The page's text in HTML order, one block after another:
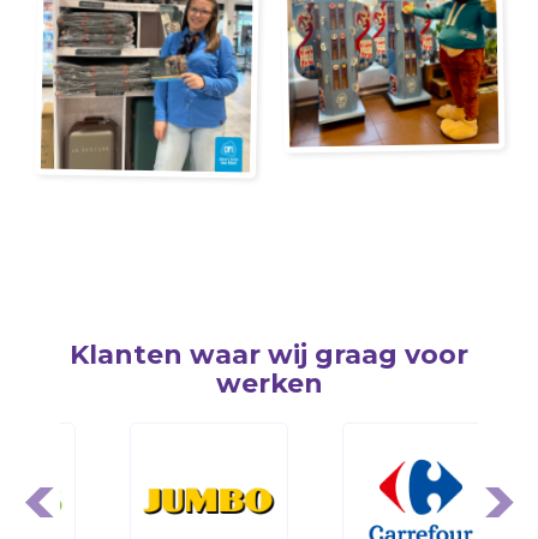
Klanten waar wij graag voor
werken